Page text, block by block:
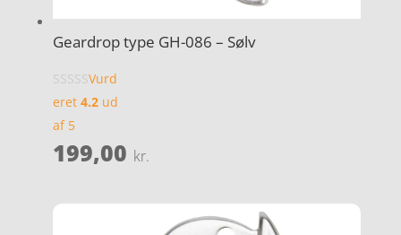
Geardrop type GH-086 – Sølv
Vurd
eret 4.2ud
af 5
199,00 kr.